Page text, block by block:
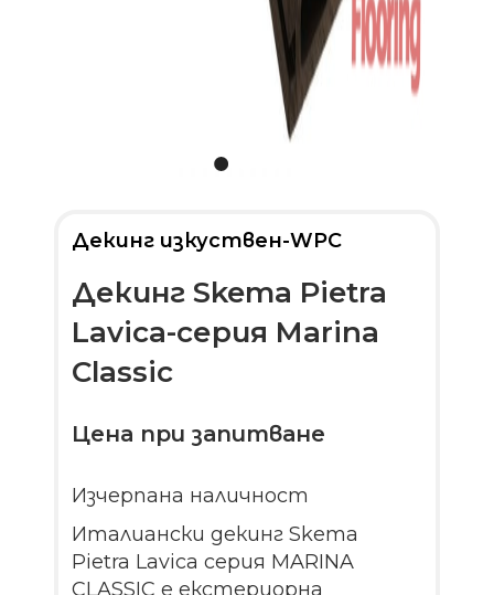
Декинг изкуствен-WPC
Декинг Skema Pietra
Lavica-серия Marina
Classic
Цена при запитване
Изчерпана наличност
Италиански декинг Skema
Pietra Lavica серия MARINA
CLASSIC е екстериорна